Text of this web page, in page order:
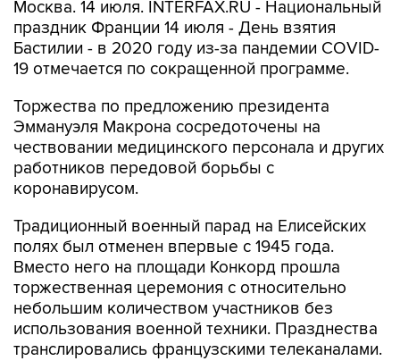
Москва. 14 июля. INTERFAX.RU - Национальный
праздник Франции 14 июля - День взятия
Бастилии - в 2020 году из-за пандемии COVID-
19 отмечается по сокращенной программе.
Торжества по предложению президента
Эммануэля Макрона сосредоточены на
чествовании медицинского персонала и других
работников передовой борьбы с
коронавирусом.
Традиционный военный парад на Елисейских
полях был отменен впервые с 1945 года.
Вместо него на площади Конкорд прошла
торжественная церемония с относительно
небольшим количеством участников без
использования военной техники. Празднества
транслировались французскими телеканалами.